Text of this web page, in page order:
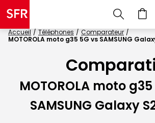
Accueil Téléphones
Comparateur
MOTOROLA moto g35 5G vs SAMSUNG
MOTOROLA moto g35
SAMSUNG Galaxy